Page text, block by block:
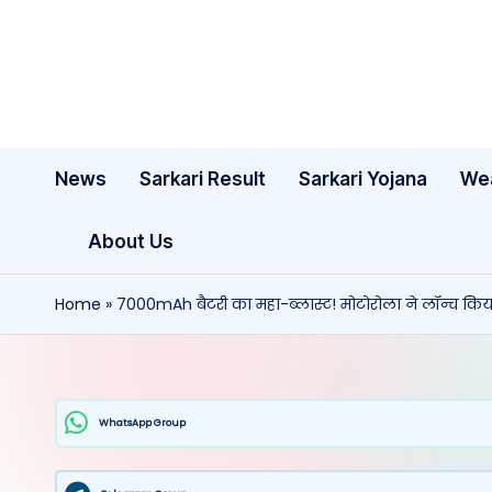
News Sarkari Result Sarkari Yojana
About Us
Home » 7000mAh बैटरी का महा-ब्लास्ट! मोटोरोला ने लॉन्च
WhatsApp Group